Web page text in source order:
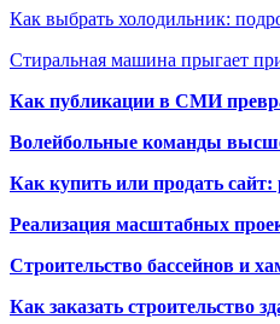
Как выбрать холодильник:
Стиральная машина прыгает
Как публикации в СМИ
Волейбольные команды
Как купить или продать сайт:
Реализация масштабных
Строительство бассейнов и
Как заказать строительство